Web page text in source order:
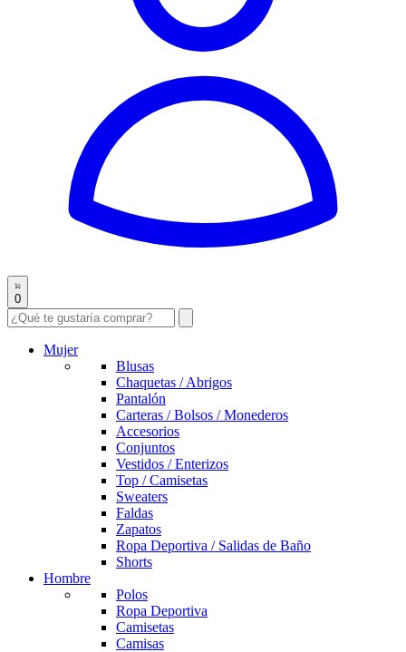
0
Mujer
Blusas
Chaquetas / Abrigos
Pantalón
Carteras / Bolsos / Monederos
Accesorios
Conjuntos
Vestidos / Enterizos
Top / Camisetas
Sweaters
Faldas
Zapatos
Ropa Deportiva / Salidas de Baño
Shorts
Hombre
Polos
Ropa Deportiva
Camisetas
Camisas